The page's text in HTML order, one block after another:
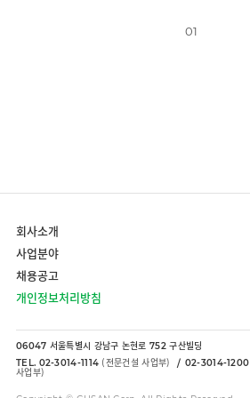
01
06047 서울특별시 강남구 논현로 752구산빌딩
TEL. 02-3014-1114 (전문건설 사업부) 02-3014-1200
사업부)
회사소개
사업분야
채용공고
개인정보처리방침